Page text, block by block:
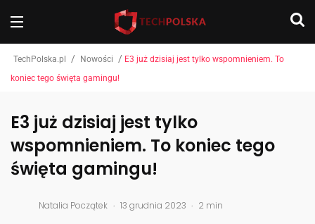
TechPolska.pl / Nowości / E3 już dzisiaj jest tylko wspomnieniem. To
koniec tego święta gamingu!
E3 już dzisiaj jest tylko
wspomnieniem. To koniec tego
święta gamingu!
Natalia Początek . 13 grudnia 2023 . 2 min